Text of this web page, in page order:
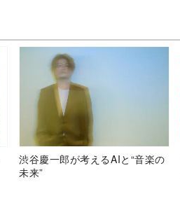
渋谷慶一郎が考えるAIと“音楽の
未来”